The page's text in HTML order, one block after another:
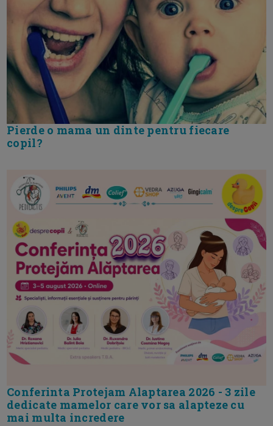
Pierde o mama un dinte pentru fiecare
copil?
Conferinta Protejam Alaptarea 2026 - 3 zile
dedicate mamelor care vor sa alapteze cu
mai multa incredere